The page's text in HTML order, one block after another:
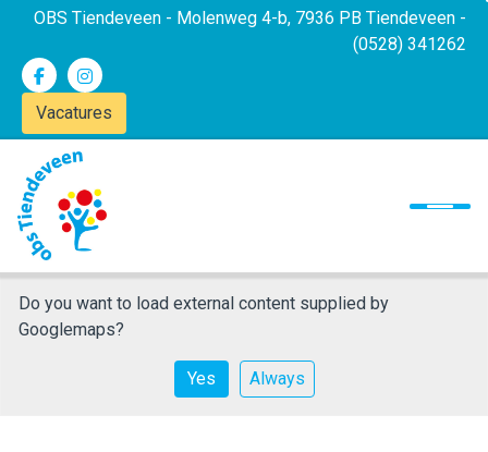
OBS Tiendeveen - Molenweg 4-b, 7936 PB Tiendeveen -
(0528) 341262
Vacatures
Onze school
Ons onderwijs
Ouders
Nieuwsbrief
Do you want to load external content supplied by
Googlemaps?
Yes Always